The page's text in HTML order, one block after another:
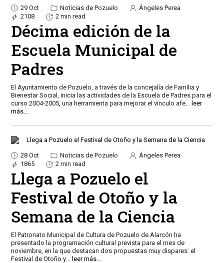
29 Oct Noticias de Pozuelo
Ángeles Perea
2108
2 min read
Décima edición de la
Escuela Municipal de
Padres
El Ayuntamiento de Pozuelo, a través de la concejalía de Familia y
Bienestar Social, inicia las actividades de la Escuela de Padres para el
curso 2004-2005, una herramienta para mejorar el vínculo afe...
leer
más...
28 Oct Noticias de Pozuelo
Ángeles Perea
1865
2 min read
Llega a Pozuelo el
Festival de Otoño y la
Semana de la Ciencia
El Patronato Municipal de Cultura de Pozuelo de Alarcón ha
presentado la programación cultural prevista para el mes de
noviembre, en la que destacan dos propuestas muy dispares: el
Festival de Otoño y... leer más...